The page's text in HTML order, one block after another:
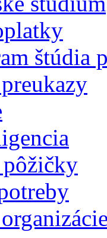
štúdia
pôžičky